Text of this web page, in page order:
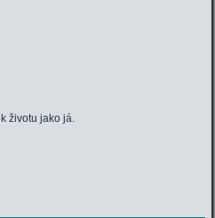
životu jako já.